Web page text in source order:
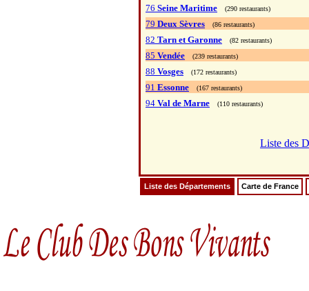
76 Seine Maritime (290 restaurants)
79 Deux Sèvres (86 restaurants)
82 Tarn et Garonne (82 restaurants)
85 Vendée (239 restaurants)
88 Vosges (172 restaurants)
91 Essonne (167 restaurants)
94 Val de Marne (110 restaurants)
Liste des
Liste des Départements Carte de France